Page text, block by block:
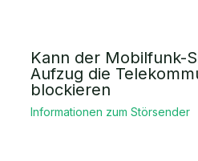
Kann der Mobilfunk-
Aufzug die
blockieren
Informationen zum Störsender